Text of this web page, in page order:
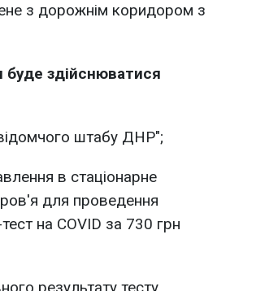
з дорожнім коридором з
буде здійснюватися
штабу ДНР";
в стаціонарне
для проведення
на COVID за 730 грн